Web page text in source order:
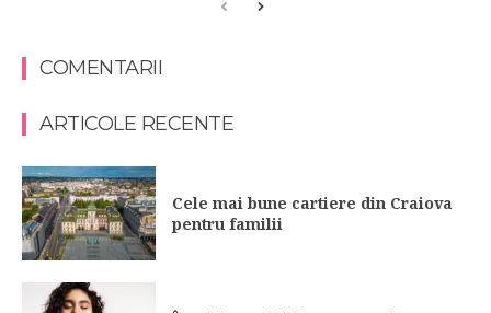
COMENTARII
ARTICOLE RECENTE
Cele mai bune cartiere din Craiova
pentru familii